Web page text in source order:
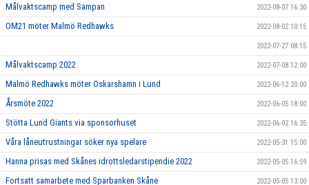
Målvaktscamp med Sampan 2022-08-07 16:30
OM21 möter Malmö Redhawks 2022-08-02 10:15
2022-07-27 08:15
Målvaktscamp 2022 2022-07-08 12:00
Malmö Redhawks möter Oskarshamn i Lund 2022-06-12 20:00
Årsmöte 2022 2022-06-05 18:00
Stötta Lund Giants via sponsorhuset 2022-06-02 16:35
Våra låneutrustningar söker nya spelare 2022-05-31 15:00
Hanna prisas med Skånes idrottsledarstipendie 2022 2022-05-05 16:59
Fortsatt samarbete med Sparbanken Skåne 2022-05-05 13:00